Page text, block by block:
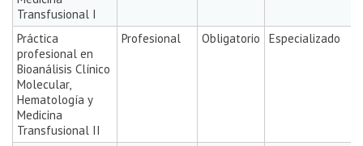
Transfusional I
Práctica
profesional en
Bioanálisis Clínico
Molecular,
Hematología y
Medicina
Transfusional II
Profesional Obligatorio Especializado